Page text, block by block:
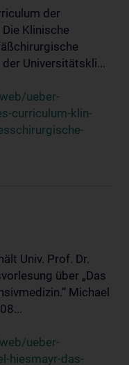
der
Klinische
Universitätskli...
ueber-
curriculum-klin-
Univ. Prof. Dr.
über „Das
Michael
ueber-
hiesmayr-das-